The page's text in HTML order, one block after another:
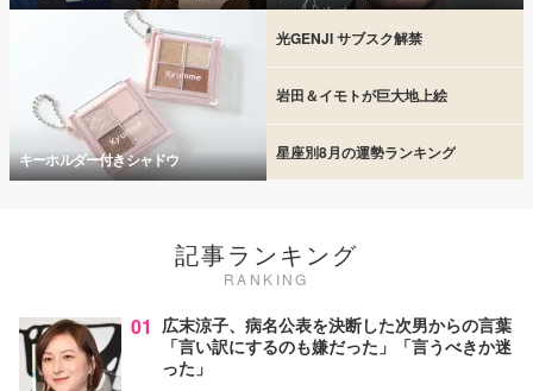
キーホルダー付きシャドウ
光GENJI サブスク解禁
岩田＆イモトが巨大地上絵
星座別8月の運勢ランキング
記事ランキング
RANKING
01 広末涼子、病名公表を決断した次男からの言葉
「言い訳にするのも嫌だった」「言うべきか迷
った」